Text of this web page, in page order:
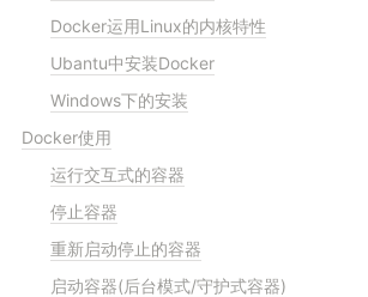
Docker运用Linux的内核特性
Ubantu中安装Docker
Windows下的安装
Docker使用
运行交互式的容器
停止容器
重新启动停止的容器
启动容器(后台模式/守护式容器)